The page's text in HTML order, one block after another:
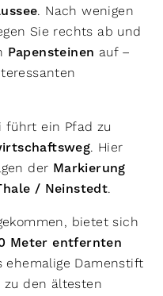
. Nach wenigen
Sie rechts ab und
Papensteinen auf –
führt ein Pfad zu
. Hier
der Markierung
/ Neinstedt.
bietet sich
Meter entfernten
ehemalige Damenstift
zu den ältesten